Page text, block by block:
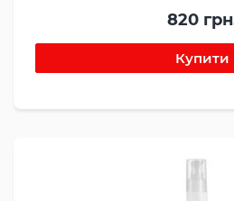
820